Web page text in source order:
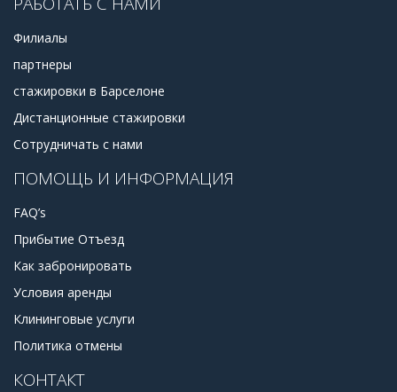
Филиалы
партнеры
стажировки в Барселоне
Дистанционные стажировки
Сотрудничать с нами
ПОМОЩЬ И ИНФОРМАЦИЯ
FAQ’s
Прибытие Отъезд
Как забронировать
Условия аренды
Клининговые услуги
Политика отмены
КОНТАКТ